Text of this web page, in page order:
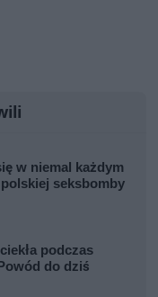
w niemal każdym
seksbomby
podczas
do dziś